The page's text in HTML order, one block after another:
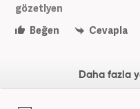
gözetlyen
Beğen
Cevapla
Daha fazla